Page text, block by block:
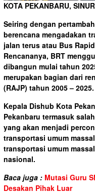
KOTA PEKANBARU,
Seiring dengan
berencana mengadakan
jalan terus atau Bus
Rencananya, BRT
dibangun mulai tahun
merupakan bagian dari
(RAJP) tahun 2005 – 2025.
Kepala Dishub Kota
Pekanbaru termasuk
yang akan menjadi
transportasi umum
transportasi umum
nasional.
Baca juga : Mutasi Guru
Desakan Pihak Luar